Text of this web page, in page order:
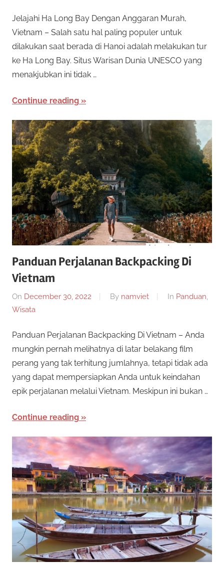
Jelajahi Ha Long Bay Dengan Anggaran Murah,
Vietnam – Salah satu hal paling populer untuk
dilakukan saat berada di Hanoi adalah melakukan tur
ke Ha Long Bay. Situs Warisan Dunia UNESCO yang
menakjubkan ini tidak …
Continue reading
Panduan Perjalanan Backpacking Di
Vietnam
On December 30, 2022 By namviet In Panduan,
Wisata
Panduan Perjalanan Backpacking Di Vietnam – Anda
mungkin pernah melihatnya di latar belakang film
perang yang tak terhitung jumlahnya, tetapi tidak ada
yang dapat mempersiapkan Anda untuk keindahan
epik perjalanan melalui Vietnam. Meskipun ini bukan …
Continue reading